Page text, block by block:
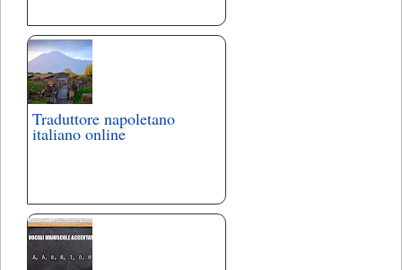
Traduttore napoletano
italiano online